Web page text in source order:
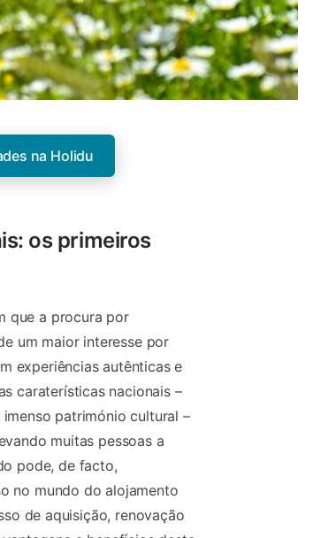
na Holidu
os primeiros
que a procura por
um maior interesse por
experiências autênticas e
caraterísticas nacionais –
património cultural –
muitas pessoas a
pode, de facto,
no mundo do alojamento
de aquisição, renovação